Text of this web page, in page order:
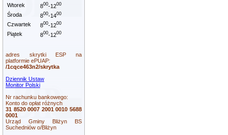
Wtorek 800-1200
Środa 800-1400
Czwartek 800-1200
Piątek 800-1200
adres skrytki ESP na
platformie ePUAP:
/1cqce463n2/skrytka
Dziennik Ustaw
Monitor Polski
Nr rachunku bankowego:
Konto do opłat różnych
31 8520 0007 2001 0010 5688
0001
Urząd Gminy Bliżyn BS
Suchedniów o/Bliżyn